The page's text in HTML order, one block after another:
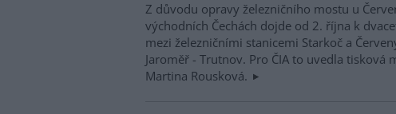
Z důvodu opravy železničního mostu u
východních Čechách dojde od 2. října k
mezi železničními stanicemi Starkoč a
Jaroměř - Trutnov. Pro ČIA to uvedla tisková
Martina Rousková.